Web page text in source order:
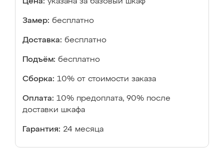
Замер: бесплатно
Доставка: бесплатно
Подъём: бесплатно
Сборка: 10% от стоимости заказа
Оплата: 10% предоплата, 90% после
доставки шкафа
Гарантия: 24 месяца